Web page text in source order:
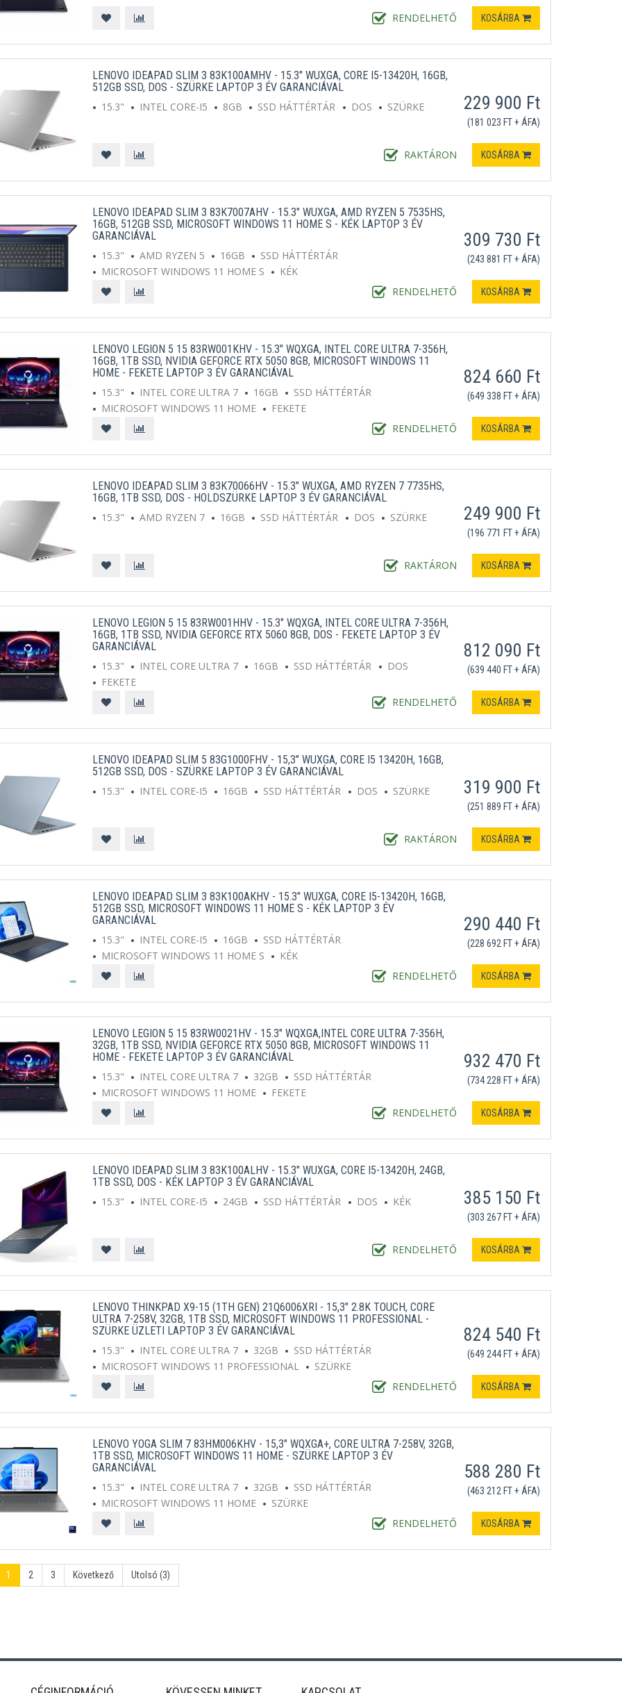
RENDELHETŐ
KOSÁRBA
LENOVO IDEAPAD SLIM 3 83K100AMHV - 15.3" WUXGA, CORE I5-13420H, 16GB,
512GB SSD, DOS - SZÜRKE LAPTOP 3 ÉV GARANCIÁVAL
15.3"
INTEL CORE-I5 8GB SSD HÁTTÉRTÁR DOS SZÜRKE
RAKTÁRON
229 900 Ft
(181 023 FT + ÁFA)
KOSÁRBA
LENOVO IDEAPAD SLIM 3 83K7007AHV - 15.3" WUXGA, AMD RYZEN 5 7535HS,
16GB, 512GB SSD, MICROSOFT WINDOWS 11 HOME S - KÉK LAPTOP 3 ÉV
GARANCIÁVAL
15.3"
AMD RYZEN 5 16GB
SSD HÁTTÉRTÁR
MICROSOFT WINDOWS 11 HOME S
KÉK
RENDELHETŐ
309 730 Ft
(243 881 FT + ÁFA)
KOSÁRBA
LENOVO LEGION 5 15 83RW001KHV - 15.3" WQXGA, INTEL CORE ULTRA 7-356H,
16GB, 1TB SSD, NVIDIA GEFORCE RTX 5050 8GB, MICROSOFT WINDOWS 11
HOME - FEKETE LAPTOP 3 ÉV GARANCIÁVAL
15.3"
INTEL CORE ULTRA 7 16GB
SSD HÁTTÉRTÁR
MICROSOFT WINDOWS 11 HOME
FEKETE
RENDELHETŐ
824 660 Ft
(649 338 FT + ÁFA)
KOSÁRBA
LENOVO IDEAPAD SLIM 3 83K70066HV - 15.3" WUXGA, AMD RYZEN 7 7735HS,
16GB, 1TB SSD, DOS - HOLDSZÜRKE LAPTOP 3 ÉV GARANCIÁVAL
15.3"
AMD RYZEN 7 16GB SSD HÁTTÉRTÁR DOS SZÜRKE
RAKTÁRON
249 900 Ft
(196 771 FT + ÁFA)
KOSÁRBA
LENOVO LEGION 5 15 83RW001HHV - 15.3" WQXGA, INTEL CORE ULTRA 7-356H,
16GB, 1TB SSD, NVIDIA GEFORCE RTX 5060 8GB, DOS - FEKETE LAPTOP 3 ÉV
GARANCIÁVAL
15.3"
INTEL CORE ULTRA 7 16GB SSD HÁTTÉRTÁR
DOS
FEKETE
RENDELHETŐ
812 090 Ft
(639 440 FT + ÁFA)
KOSÁRBA
LENOVO IDEAPAD SLIM 5 83G1000FHV - 15,3" WUXGA, CORE I5 13420H, 16GB,
512GB SSD, DOS - SZÜRKE LAPTOP 3 ÉV GARANCIÁVAL
15.3"
INTEL CORE-I5 16GB SSD HÁTTÉRTÁR DOS SZÜRKE
RAKTÁRON
319 900 Ft
(251 889 FT + ÁFA)
KOSÁRBA
LENOVO IDEAPAD SLIM 3 83K100AKHV - 15.3" WUXGA, CORE I5-13420H, 16GB,
512GB SSD, MICROSOFT WINDOWS 11 HOME S - KÉK LAPTOP 3 ÉV
GARANCIÁVAL
15.3"
INTEL CORE-I5 16GB
SSD HÁTTÉRTÁR
MICROSOFT WINDOWS 11 HOME S
KÉK
RENDELHETŐ
290 440 Ft
(228 692 FT + ÁFA)
KOSÁRBA
LENOVO LEGION 5 15 83RW0021HV - 15.3" WQXGA,INTEL CORE ULTRA 7-356H,
32GB, 1TB SSD, NVIDIA GEFORCE RTX 5050 8GB, MICROSOFT WINDOWS 11
HOME - FEKETE LAPTOP 3 ÉV GARANCIÁVAL
15.3"
INTEL CORE ULTRA 7 32GB
SSD HÁTTÉRTÁR
MICROSOFT WINDOWS 11 HOME
FEKETE
RENDELHETŐ
932 470 Ft
(734 228 FT + ÁFA)
KOSÁRBA
LENOVO IDEAPAD SLIM 3 83K100ALHV - 15.3" WUXGA, CORE I5-13420H, 24GB,
1TB SSD, DOS - KÉK LAPTOP 3 ÉV GARANCIÁVAL
15.3"
INTEL CORE-I5 24GB SSD HÁTTÉRTÁR DOS KÉK
RENDELHETŐ
385 150 Ft
(303 267 FT + ÁFA)
KOSÁRBA
LENOVO THINKPAD X9-15 (1TH GEN) 21Q6006XRI - 15,3" 2.8K TOUCH, CORE
ULTRA 7-258V, 32GB, 1TB SSD, MICROSOFT WINDOWS 11 PROFESSIONAL -
SZÜRKE ÜZLETI LAPTOP 3 ÉV GARANCIÁVAL
15.3"
INTEL CORE ULTRA 7 32GB
SSD HÁTTÉRTÁR
MICROSOFT WINDOWS 11 PROFESSIONAL
SZÜRKE
RENDELHETŐ
824 540 Ft
(649 244 FT + ÁFA)
KOSÁRBA
LENOVO YOGA SLIM 7 83HM006KHV - 15,3" WQXGA+, CORE ULTRA 7-258V, 32GB,
1TB SSD, MICROSOFT WINDOWS 11 HOME - SZÜRKE LAPTOP 3 ÉV
GARANCIÁVAL
15.3"
INTEL CORE ULTRA 7 32GB
SSD HÁTTÉRTÁR
MICROSOFT WINDOWS 11 HOME
SZÜRKE
RENDELHETŐ
588 280 Ft
(463 212 FT + ÁFA)
KOSÁRBA
1 2 3 Következő Utolsó (3)